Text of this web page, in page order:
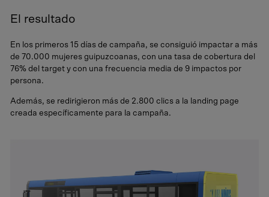
El resultado
En los primeros 15 días de campaña, se consiguió impactar a más
de 70.000 mujeres guipuzcoanas, con una tasa de cobertura del
76% del target y con una frecuencia media de 9 impactos por
persona.
Además, se redirigieron más de 2.800 clics a la landing page
creada específicamente para la campaña.